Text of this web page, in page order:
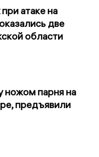
атаке на
две
области
ножом парня на
предъявили